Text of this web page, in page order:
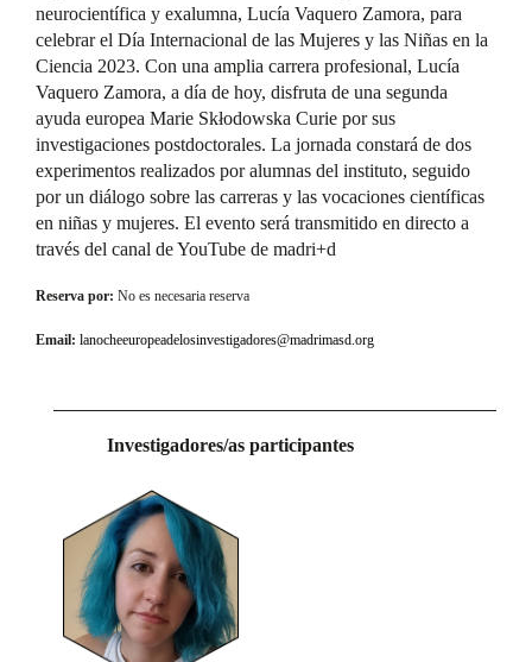
neurocientífica y exalumna, Lucía Vaquero Zamora, para
celebrar el Día Internacional de las Mujeres y las Niñas en la
Ciencia 2023. Con una amplia carrera profesional, Lucía
Vaquero Zamora, a día de hoy, disfruta de una segunda
ayuda europea Marie Skłodowska Curie por sus
investigaciones postdoctorales. La jornada constará de dos
experimentos realizados por alumnas del instituto, seguido
por un diálogo sobre las carreras y las vocaciones científicas
en niñas y mujeres. El evento será transmitido en directo a
través del canal de YouTube de madri+d
Reserva por: No es necesaria reserva
Email: lanocheeuropeadelosinvestigadores@madrimasd.org
Investigadores/as participantes